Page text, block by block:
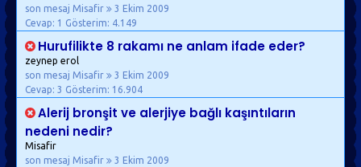
son mesaj Misafir
3 Ekim 2009
Cevap: 1 Gösterim: 4.149
Hurufilikte 8 rakamı ne anlam ifade eder?
zeynep erol
son mesaj Misafir
3 Ekim 2009
Cevap: 3 Gösterim: 16.904
Alerij bronşit ve alerjiye bağlı kaşıntıların
nedeni nedir?
Misafir
son mesaj Misafir
3 Ekim 2009